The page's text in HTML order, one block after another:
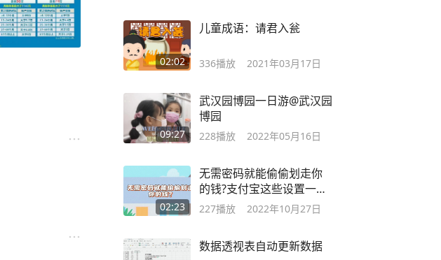
02:02
儿童成语：请君入瓮
336播放 2021年03月17日
09:27
武汉园博园一日游@武汉园
博园
228播放 2022年05月16日
02:23
无需密码就能偷偷划走你
的钱?支付宝这些设置一定
要关闭
227播放 2022年10月27日
数据透视表自动更新数据